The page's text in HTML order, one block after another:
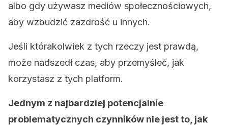
albo gdy używasz mediów społecznościowych,
aby wzbudzić zazdrość u innych.
Jeśli którakolwiek z tych rzeczy jest prawdą,
może nadszedł czas, aby przemyśleć, jak
korzystasz z tych platform.
Jednym z najbardziej potencjalnie
problematycznych czynników nie jest to, jak